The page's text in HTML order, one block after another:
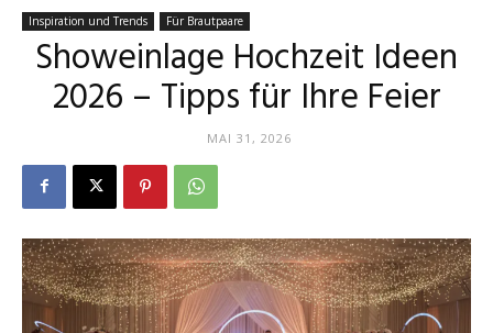
Hochzeitstraum
Portal
Inspiration und Trends Für Brautpaare
Showeinlage Hochzeit Ideen
2026 – Tipps für Ihre Feier
MAI 31, 2026